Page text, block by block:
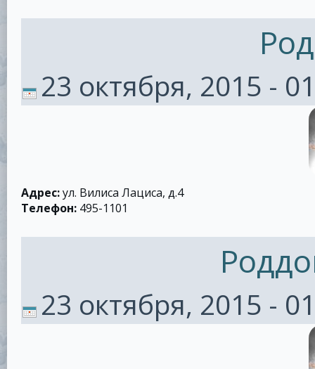
23 октября, 2015 -
Адрес:ул. Вилиса Лациса, д.4
Телефон: 495-1101
23 октября, 2015 -